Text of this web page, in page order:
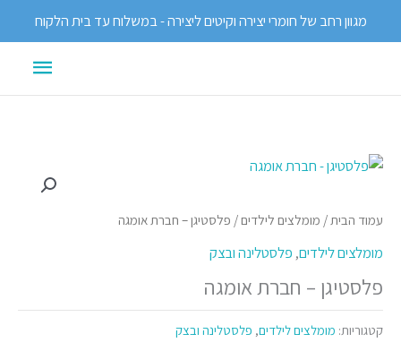
מגוון רחב של חומרי יצירה וקיטים ליצירה - במשלוח עד בית הלקוח
עמוד הבית/ מומלצים לילדים/ פלסטיגן – חברת אומגה
מומלצים לילדים, פלסטלינה ובצק
פלסטיגן – חברת אומגה
קטגוריות: מומלצים לילדים, פלסטלינה ובצק